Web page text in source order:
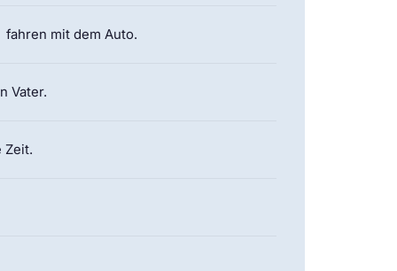
fahren mit dem Auto.
Vater.
Zeit.